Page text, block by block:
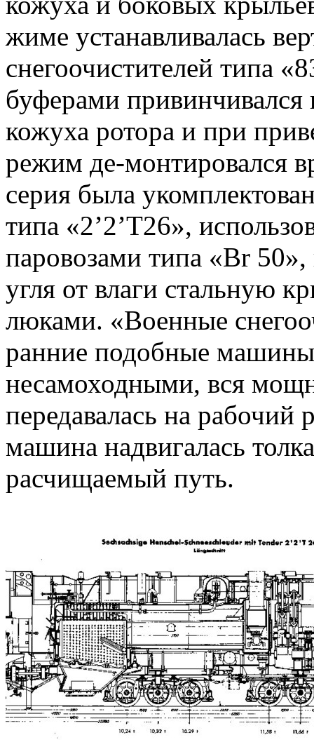
жиме устанавливалась
снегоочистителей типа
буферами
кожуха ротора и при
режим де-монтировался
серия была
типа «2’2’T26»,
паровозами типа «Br
угля от влаги стальную
люками. «Военные
ранние подобные
несамоходными, вся
передавалась на
машина надвигалась
расчищаемый путь.